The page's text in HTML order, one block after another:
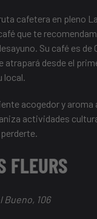
cafetera en pleno
que te
Su café es de
atrapará desde el
local.
acogedor y aroma
actividades
FLEURS
Bueno, 106